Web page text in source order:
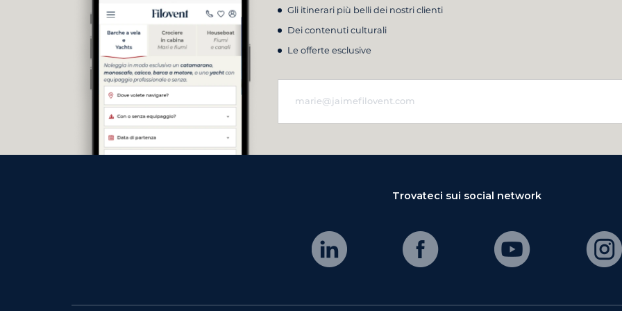
Gli itinerari più belli dei nostri clienti
Dei contenuti culturali
Le offerte esclusive
Trovateci sui social network